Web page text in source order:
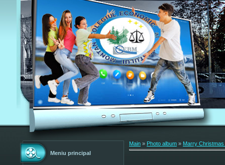
Meniu principal
Main » Photo album » Marry Christmas